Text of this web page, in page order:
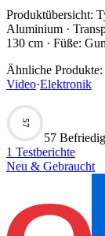
Produktübersicht:
Aluminium ·
130 cm · Füße:
Ähnliche Produkte:
Video·Elektronik
57
57
1 Testberichte
Neu & Gebraucht